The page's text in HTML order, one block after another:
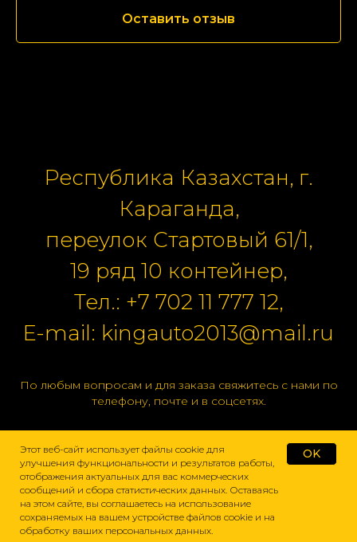
Этот веб-сайт использует файлы cookie для
улучшения функциональности и результатов работы,
отображения актуальных для вас коммерческих
сообщений и сбора статистических данных. Оставаясь
на этом сайте, вы соглашаетесь на использование
сохраняемых на вашем устройстве файлов cookie и на
обработку ваших персональных данных.
OK
Домой Каталог Подбор
Оставить отзыв
Республика Казахстан, г.
Караганда,
переулок Стартовый 61/1,
19 ряд 10 контейнер,
Тел.: +7 702 11 777 12,
E-mail: kingauto2013@mail.ru
По любым вопросам и для заказа свяжитесь с нами по
телефону, почте и в соцсетях.